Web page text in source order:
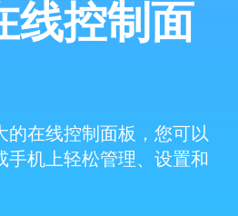
音视频和PDF
保护
线控制面
的在线控制面板，您可以
手机上轻松管理、设置和